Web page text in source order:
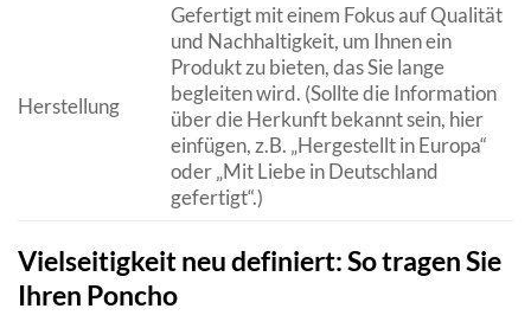
Herstellung
Gefertigt mit einem Fokus auf Qualität
und Nachhaltigkeit, um Ihnen ein
Produkt zu bieten, das Sie lange
begleiten wird. (Sollte die Information
über die Herkunft bekannt sein, hier
einfügen, z.B. „Hergestellt in Europa“
oder „Mit Liebe in Deutschland
gefertigt“.)
Vielseitigkeit neu definiert: So tragen Sie
Ihren Poncho